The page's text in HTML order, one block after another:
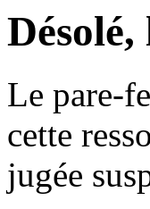
Désolé,
Le pare-
cette
jugée